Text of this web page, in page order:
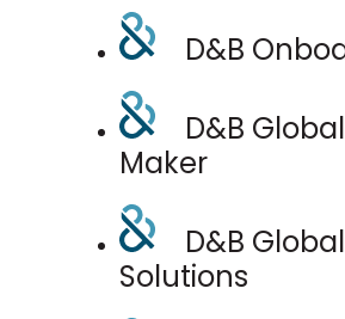
D&B
D&B
Maker
D&B
Solutions